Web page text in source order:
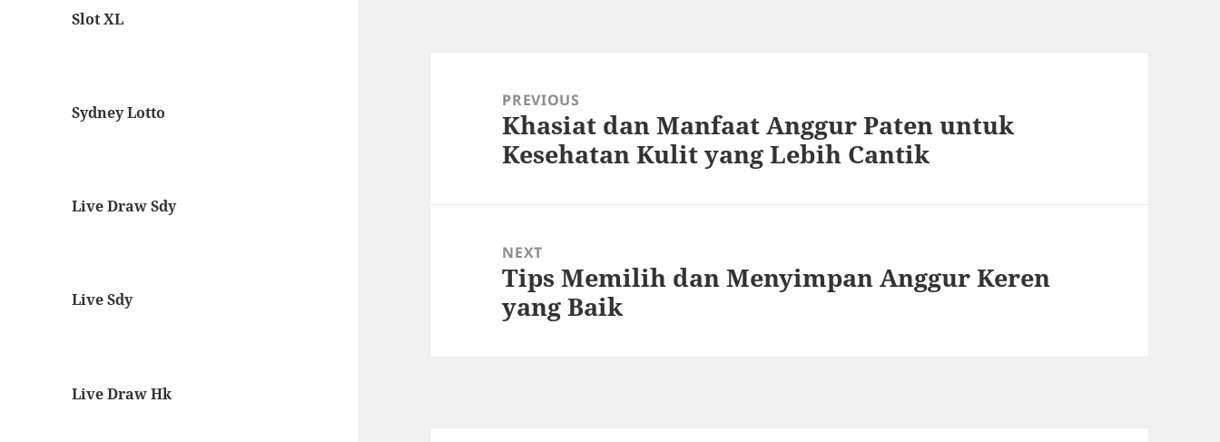
Slot XL
Sydney Lotto
Live Draw Sdy
Live Sdy
Live Draw Hk
navigationPREVIOUS
Previous
post:
Khasiat dan Manfaat Anggur Paten untuk
Kesehatan Kulit yang Lebih Cantik
NEXT
Next
post:
Tips Memilih dan Menyimpan Anggur Keren
yang Baik